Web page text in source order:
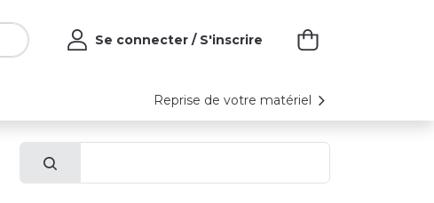
Se connecter / S'inscrire
Reprise de votre matériel